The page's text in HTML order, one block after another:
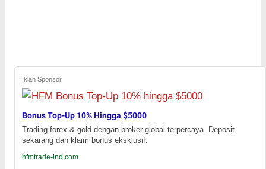
Iklan Sponsor
Bonus Top-Up 10% Hingga $5000
Trading forex & gold dengan broker global terpercaya. Deposit
sekarang dan klaim bonus eksklusif.
hfmtrade-ind.com